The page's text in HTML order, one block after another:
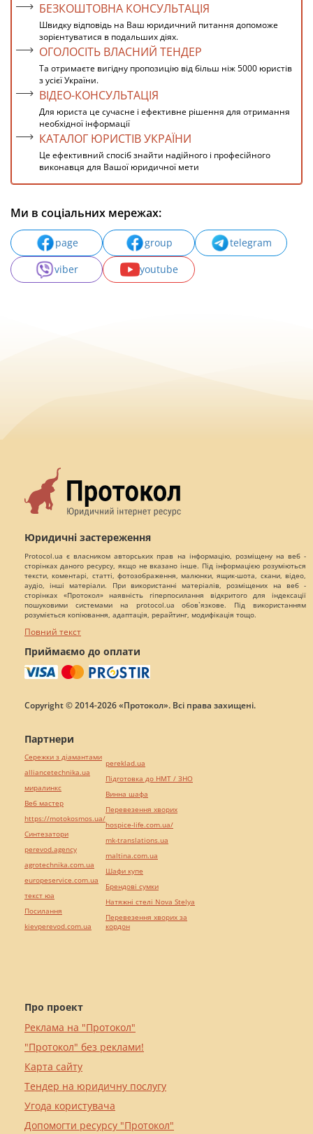
БЕЗКОШТОВНА КОНСУЛЬТАЦІЯ
Швидку відповідь на Ваш юридичний питання допоможе
зорієнтуватися в подальших діях.
ОГОЛОСІТЬ ВЛАСНИЙ ТЕНДЕР
Та отримаєте вигідну пропозицію від більш ніж 5000 юристів
з усієї України.
ВІДЕО-КОНСУЛЬТАЦІЯ
Для юриста це сучасне і ефективне рішення для отримання
необхідної інформації
КАТАЛОГ ЮРИСТІВ УКРАЇНИ
Це ефективний спосіб знайти надійного і професійного
виконавця для Вашої юридичної мети
Ми в соціальних мережах:
page group
telegram
viber
youtube
Юридичні застереження
Protocol.ua є власником авторських прав на інформацію, розміщену на веб -
сторінках даного ресурсу, якщо не вказано інше. Під інформацією розуміються
тексти, коментарі, статті, фотозображення, малюнки, ящик-шота, скани, відео,
аудіо, інші матеріали. При використанні матеріалів, розміщених на веб -
сторінках «Протокол» наявність гіперпосилання відкритого для індексації
пошуковими системами на protocol.ua обов`язкове. Під використанням
розуміється копіювання, адаптація, рерайтинг, модифікація тощо.
Повний текст
Приймаємо до оплати
Copyright © 2014-2026 «Протокол». Всі права захищені.
Про проект
Реклама на "Протокол"
"Протокол" без реклами!
Карта сайту
Тендер на юридичну послугу
Угода користувача
Допомогти ресурсу "Протокол"
Партнери
Сережки з діамантами
alliancetechnika.ua
миралинкс
Веб мастер
https://motokosmos.ua/
Синтезатори
perevod.agency
agrotechnika.com.ua
europeservice.com.ua
текст юа
Посилання
kievperevod.com.ua
pereklad.ua
Підготовка до НМТ / ЗНО
Винна шафа
Перевезення хворих
hospice-life.com.ua/
mk-translations.ua
maltina.com.ua
Шафи купе
Брендові сумки
Натяжні стелі Nova Stelya
Перевезення хворих за
кордон